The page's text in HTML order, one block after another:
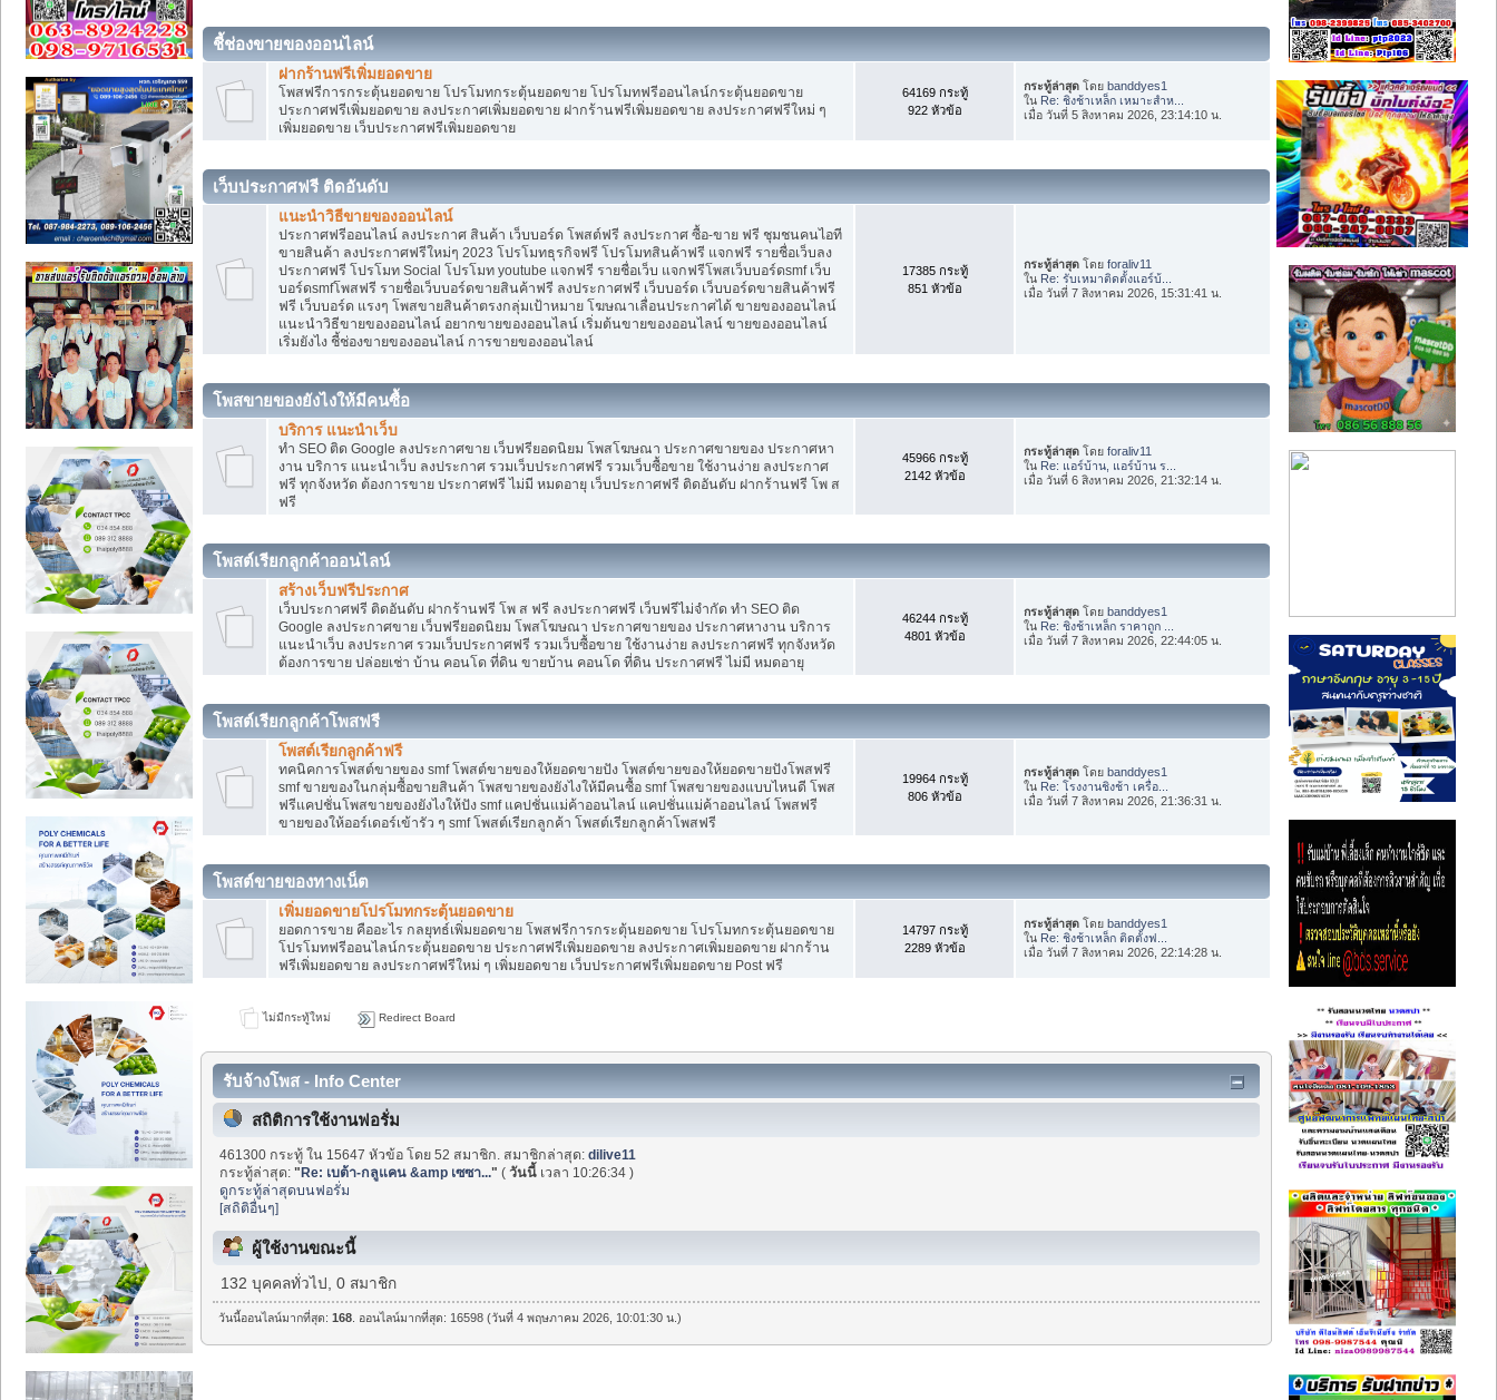
ชี้ช่องขายของออนไลน์
ฝากร้านฟรีเพิ่มยอดขาย
โพสฟรีการกระตุ้นยอดขาย โปรโมทกระตุ้นยอดขาย โปรโมทฟรีออนไลน์กระตุ้นยอดขาย
ประกาศฟรีเพิ่มยอดขาย ลงประกาศเพิ่มยอดขาย ฝากร้านฟรีเพิ่มยอดขาย ลงประกาศฟรีใหม่ ๆ
เพิ่มยอดขาย เว็บประกาศฟรีเพิ่มยอดขาย
64169 กระทู้
922 หัวข้อ
กระทู้ล่าสุด โดยbanddyes1
ใน Re: ชิงช้าเหล็ก เหมาะสำห...
เมื่อ วันที่ 5 สิงหาคม 2026, 23:14:10 น.
เว็บประกาศฟรี ติดอันดับ
แนะนำวิธีขายของออนไลน์
ประกาศฟรีออนไลน์ ลงประกาศ สินค้า เว็บบอร์ด โพสต์ฟรี ลงประกาศ ซื้อ-ขาย ฟรี ชุมชนคนไอที
ขายสินค้า ลงประกาศฟรีใหม่ๆ 2023 โปรโมทธุรกิจฟรี โปรโมทสินค้าฟรี แจกฟรี รายชื่อเว็บลง
ประกาศฟรี โปรโมท Social โปรโมท youtube แจกฟรี รายชื่อเว็บ แจกฟรีโพสเว็บบอร์ดsmf เว็บ
บอร์ดsmfโพสฟรี รายชื่อเว็บบอร์ดขายสินค้าฟรี ลงประกาศฟรี เว็บบอร์ด เว็บบอร์ดขายสินค้าฟรี
ฟรี เว็บบอร์ด แรงๆ โพสขายสินค้าตรงกลุ่มเป้าหมาย โฆษณาเลื่อนประกาศได้ ขายของออนไลน์
แนะนำวิธีขายของออนไลน์ อยากขายของออนไลน์ เริ่มต้นขายของออนไลน์ ขายของออนไลน์
เริ่มยังไง ชี้ช่องขายของออนไลน์ การขายของออนไลน์
17385 กระทู้
851 หัวข้อ
กระทู้ล่าสุด โดยforaliv11
ใน Re: รับเหมาติดตั้งแอร์บ้...
เมื่อ วันที่ 7 สิงหาคม 2026, 15:31:41 น.
โพสขายของยังไงให้มีคนซื้อ
บริการ แนะนำเว็บ
ทำ SEO ติด Google ลงประกาศขาย เว็บฟรียอดนิยม โพสโฆษณา ประกาศขายของ ประกาศหา
งาน บริการ แนะนำเว็บ ลงประกาศ รวมเว็บประกาศฟรี รวมเว็บซื้อขาย ใช้งานง่าย ลงประกาศ
ฟรี ทุกจังหวัด ต้องการขาย ประกาศฟรี ไม่มี หมดอายุ เว็บประกาศฟรี ติดอันดับ ฝากร้านฟรี โพ ส
ฟรี
45966 กระทู้
2142 หัวข้อ
กระทู้ล่าสุด โดยforaliv11
ใน Re: แอร์บ้าน, แอร์บ้าน ร...
เมื่อ วันที่ 6 สิงหาคม 2026, 21:32:14 น.
โพสต์เรียกลูกค้าออนไลน์
สร้างเว็บฟรีประกาศ
เว็บประกาศฟรี ติดอันดับ ฝากร้านฟรี โพ ส ฟรี ลงประกาศฟรี เว็บฟรีไม่จำกัด ทำ SEO ติด
Google ลงประกาศขาย เว็บฟรียอดนิยม โพสโฆษณา ประกาศขายของ ประกาศหางาน บริการ
แนะนำเว็บ ลงประกาศ รวมเว็บประกาศฟรี รวมเว็บซื้อขาย ใช้งานง่าย ลงประกาศฟรี ทุกจังหวัด
ต้องการขาย ปล่อยเช่า บ้าน คอนโด ที่ดิน ขายบ้าน คอนโด ที่ดิน ประกาศฟรี ไม่มี หมดอายุ
46244 กระทู้
4801 หัวข้อ
กระทู้ล่าสุด โดยbanddyes1
ใน Re: ชิงช้าเหล็ก ราคาถูก ...
เมื่อ วันที่ 7 สิงหาคม 2026, 22:44:05 น.
โพสต์เรียกลูกค้าโพสฟรี
โพสต์เรียกลูกค้าฟรี
ทคนิคการโพสต์ขายของ smf โพสต์ขายของให้ยอดขายปัง โพสต์ขายของให้ยอดขายปังโพสฟรี
smf ขายของในกลุ่มซื้อขายสินค้า โพสขายของยังไงให้มีคนซื้อ smf โพสขายของแบบไหนดี โพส
ฟรีแคปชั่นโพสขายของยังไงให้ปัง smf แคปชั่นแม่ค้าออนไลน์ แคปชั่นแม่ค้าออนไลน์ โพสฟรี
ขายของให้ออร์เดอร์เข้ารัว ๆ smf โพสต์เรียกลูกค้า โพสต์เรียกลูกค้าโพสฟรี
19964 กระทู้
806 หัวข้อ
กระทู้ล่าสุด โดยbanddyes1
ใน Re: โรงงานชิงช้า เครื่อ...
เมื่อ วันที่ 7 สิงหาคม 2026, 21:36:31 น.
โพสต์ขายของทางเน็ต
เพิ่มยอดขายโปรโมทกระตุ้นยอดขาย
ยอดการขาย คืออะไร กลยุทธ์เพิ่มยอดขาย โพสฟรีการกระตุ้นยอดขาย โปรโมทกระตุ้นยอดขาย
โปรโมทฟรีออนไลน์กระตุ้นยอดขาย ประกาศฟรีเพิ่มยอดขาย ลงประกาศเพิ่มยอดขาย ฝากร้าน
ฟรีเพิ่มยอดขาย ลงประกาศฟรีใหม่ ๆ เพิ่มยอดขาย เว็บประกาศฟรีเพิ่มยอดขาย Post ฟรี
14797 กระทู้
2289 หัวข้อ
กระทู้ล่าสุด โดยbanddyes1
ใน Re: ชิงช้าเหล็ก ติดตั้งฟ...
เมื่อ วันที่ 7 สิงหาคม 2026, 22:14:28 น.
ไม่มีกระทู้ใหม่ Redirect Board
รับจ้างโพส - Info Center
สถิติการใช้งานฟอรั่ม
461300 กระทู้ ใน 15647 หัวข้อ โดย 52 สมาชิก. สมาชิกล่าสุด:dilive11
กระทู้ล่าสุด:"Re: เบต้า-กลูแคน &amp เซซา..." (วันนี้ เวลา 10:26:34 )
ดูกระทู้ล่าสุดบนฟอรั่ม
[สถิติอื่นๆ]
ผู้ใช้งานขณะนี้
132 บุคคลทั่วไป, 0 สมาชิก
วันนี้ออนไลน์มากที่สุด:168 . ออนไลน์มากที่สุด: 16598 (วันที่ 4 พฤษภาคม 2026, 10:01:30 น.)